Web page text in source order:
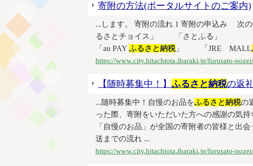
寄附の方法(ポータルサイトのご案内)
...します。 寄附の流れ 1 寄附の申込み 次
るさとチョイス」 「さとふる」
「au PAY ふるさと納税」 「JRE MALL
https://www.city.hitachiota.ibaraki.jp/furusato-
【随時募集中！】 ふるさと納税の返
...随時募集中！自慢のお品をふるさと納税の
った際、寄附をいただいた方への感謝の気
「自慢のお品」が全国の寄附者の皆様と出
送までの流れ ...
https://www.city.hitachiota.ibaraki.jp/furusato-